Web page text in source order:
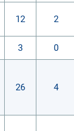
12 2
3 0
26 4